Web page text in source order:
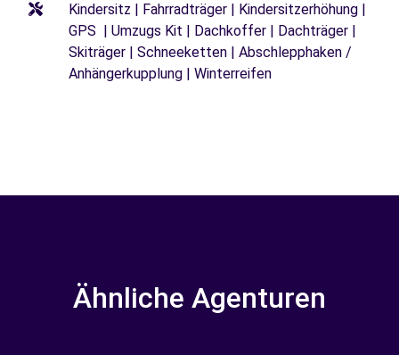
Kindersitz | Fahrradträger | Kindersitzerhöhung |
GPS | Umzugs Kit | Dachkoffer | Dachträger |
Skiträger | Schneeketten | Abschlepphaken /
Anhängerkupplung | Winterreifen
Ähnliche Agenturen